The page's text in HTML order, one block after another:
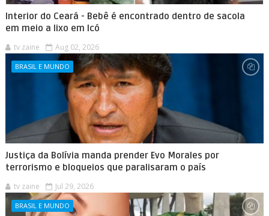
Interior do Ceará - Bebê é encontrado dentro de sacola
em meio a lixo em Icó
tv zaine Aug 02, 2026
BRASIL E MUNDO
Justiça da Bolívia manda prender Evo Morales por
terrorismo e bloqueios que paralisaram o país
tv zaine Jul 29, 2026
BRASIL E MUNDO